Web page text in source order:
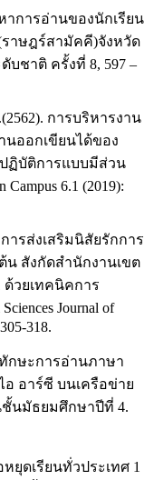
การอ่านของนักเรียน
าษฎร์สามัคคี)จังหวัด
ชาติ ครั้งที่ 8, 597 –
การบริหารงาน
ออกเขียนได้ของ
ปฏิบัติการแบบมีส่วน
Campus 6.1 (2019):
ารส่งเสริมนิสัยรักการ
สังกัดสำนักงานเขต
วยเทคนิคการ
Journal of
318.
กษะการอ่านภาษา
อ อาร์ซี บนเครือข่าย
ชั้นมัธยมศึกษาปีที่ 4.
ยุดเรียนทั่วประเทศ 1